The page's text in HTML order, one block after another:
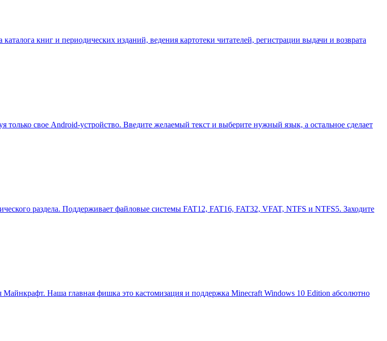
книг и периодических изданий, ведения картотеки читателей, регистрации выдачи и возврата
свое Android-устройство. Введите желаемый текст и выберите нужный язык, а остальное сделает
раздела. Поддерживает файловые системы FAT12, FAT16, FAT32, VFAT, NTFS и NTFS5. Заходите
Наша главная фишка это кастомизация и поддержка Minecraft Windows 10 Edition абсолютно